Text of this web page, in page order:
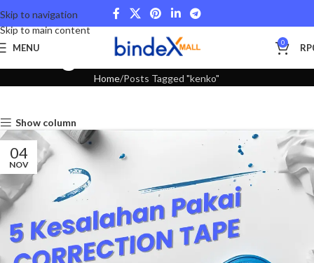
Skip to navigation
Skip to main content
MENU 0 RP
Tag Archives: kenko
Home Posts Tagged "kenko"
Show column
04
NOV